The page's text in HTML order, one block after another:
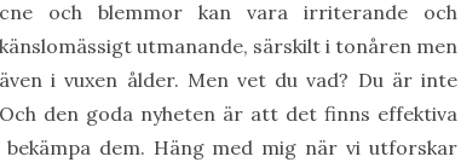
cne och blemmor kan vara irriterande och
känslomässigt utmanande, särskilt i tonåren men
även i vuxen ålder. Men vet du vad? Du är inte
den goda nyheten är att det finns effektiva
dem. Häng med mig när vi utforskar